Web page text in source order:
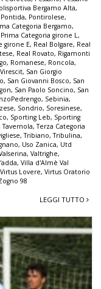
Bergamo Alta,
Pontida, Pontirolese,
Categoria Bergamo,
Prima Categoria girone L,
girone E, Real Bolgare, Real
, Real Rovato, Rigamonti
, Romanese, Roncola,
, San Giorgio
, San Giovanni Bosco, San
, San Paolo Soncino, San
, Sebinia,
, Sondrio, Soresinese,
, Sporting Leb, Sporting
Tavernola,Terza Categoria
,Tribiano,Tribulina,
, Uso Zanica, Utd
, Valtrighe,
, Villa d'Almè Val
Virtus Lovere, Virtus Oratorio
98
LEGGI TUTTO